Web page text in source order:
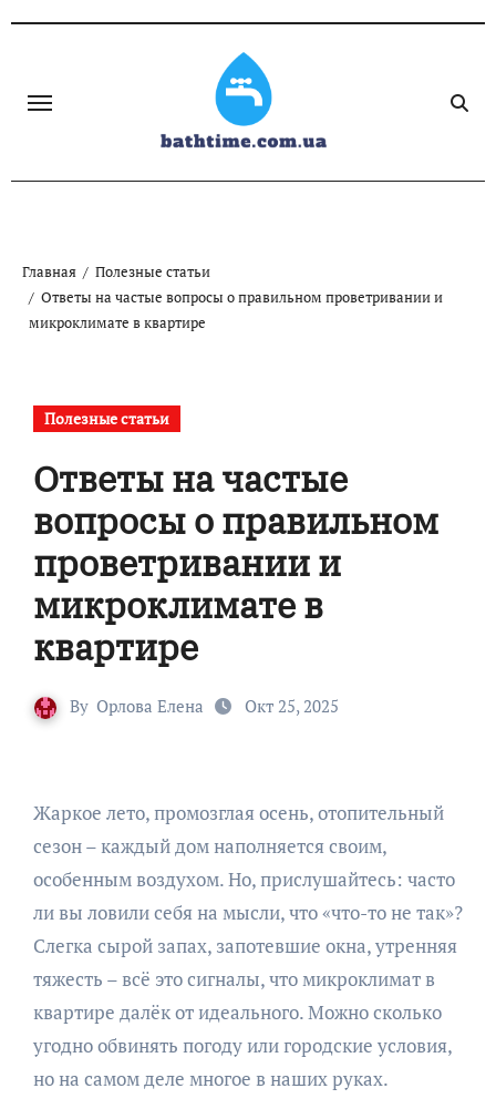
Главная
Полезные статьи
Ответы на частые вопросы о правильном проветривании и
микроклимате в квартире
Полезные статьи
Ответы на частые
вопросы о правильном
проветривании и
микроклимате в
квартире
By Орлова Елена Окт 25, 2025
Жаркое лето, промозглая осень, отопительный
сезон – каждый дом наполняется своим,
особенным воздухом. Но, прислушайтесь: часто
ли вы ловили себя на мысли, что «что-то не так»?
Слегка сырой запах, запотевшие окна, утренняя
тяжесть – всё это сигналы, что микроклимат в
квартире далёк от идеального. Можно сколько
угодно обвинять погоду или городские условия,
но на самом деле многое в наших руках.